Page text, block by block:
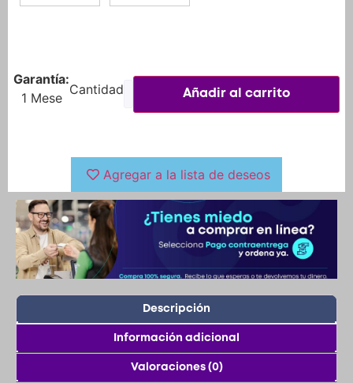
Garantía:
1 Mese
Añadir al carrito
Agregar a la lista de deseos
Descripción
Información adicional
Valoraciones (0)